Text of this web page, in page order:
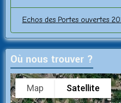
Echos des Portes ouvertes
Où nous trouver ?
Map Satellite